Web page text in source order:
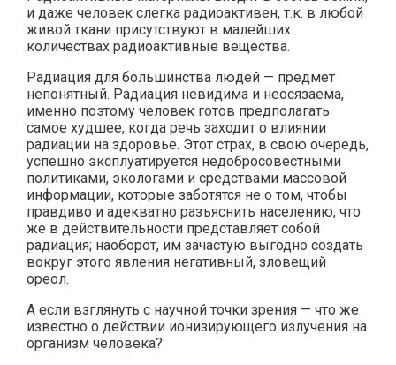
и даже человек слегка радиоактивен, т.к. в любой
живой ткани присутствуют в малейших
количествах радиоактивные вещества.
Радиация для большинства людей — предмет
непонятный. Радиация невидима и неосязаема,
именно поэтому человек готов предполагать
самое худшее, когда речь заходит о влиянии
радиации на здоровье. Этот страх, в свою очередь,
успешно эксплуатируется недобросовестными
политиками, экологами и средствами массовой
информации, которые заботятся не о том, чтобы
правдиво и адекватно разъяснить населению, что
же в действительности представляет собой
радиация; наоборот, им зачастую выгодно создать
вокруг этого явления негативный, зловещий
ореол.
А если взглянуть с научной точки зрения — что же
известно о действии ионизирующего излучения на
организм человека?